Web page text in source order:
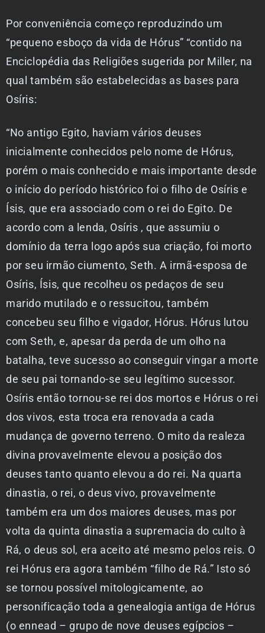
Por conveniência começo reproduzindo um
“pequeno esboço da vida de Hórus” “contido na
Enciclopédia das Religiões sugerida por Miller, na
qual também são estabelecidas as bases para
Osíris:
“No antigo Egito, haviam vários deuses
inicialmente conhecidos pelo nome de Hórus,
porém o mais conhecido e mais importante desde
o início do período histórico foi o filho de Osíris e
Ísis, que era associado com o rei do Egito. De
acordo com a lenda, Osíris , que assumiu o
domínio da terra logo após sua criação, foi morto
por seu irmão ciumento, Seth. A irmã-esposa de
Osíris, Ísis, que recolheu os pedaços de seu
marido mutilado e o ressucitou, também
concebeu seu filho e vigador, Hórus. Hórus lutou
com Seth, e, apesar da perda de um olho na
batalha, teve sucesso ao conseguir vingar a morte
de seu pai tornando-se seu legítimo sucessor.
Osíris então tornou-se rei dos mortos e Hórus o rei
dos vivos, esta troca era renovada a cada
mudança de governo terreno. O mito da realeza
divina provavelmente elevou a posição dos
deuses tanto quanto elevou a do rei. Na quarta
dinastia, o rei, o deus vivo, provavelmente
também era um dos maiores deuses, mas por
volta da quinta dinastia a supremacia do culto à
Rá, o deus sol, era aceito até mesmo pelos reis. O
rei Hórus era agora também “filho de Rá.” Isto só
se tornou possível mitologicamente, ao
personificação toda a genealogia antiga de Hórus
(o ennead – grupo de nove deuses egípcios –